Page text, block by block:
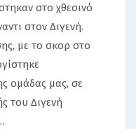
στο χθεσινό
στον Διγενή.
με το σκορ στο
ομάδας μας, σε
του Διγενή